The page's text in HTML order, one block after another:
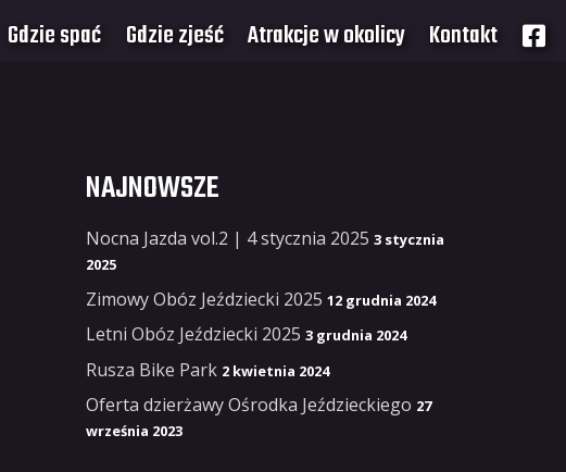
Gdzie spać Gdzie zjeść Atrakcje w okolicy Kontakt
NAJNOWSZE
Nocna Jazda vol.2 | 4 stycznia 2025 3 stycznia
2025
Zimowy Obóz Jeździecki 2025 12 grudnia 2024
Letni Obóz Jeździecki 2025 3 grudnia 2024
Rusza Bike Park 2 kwietnia 2024
Oferta dzierżawy Ośrodka Jeździeckiego 27
września 2023